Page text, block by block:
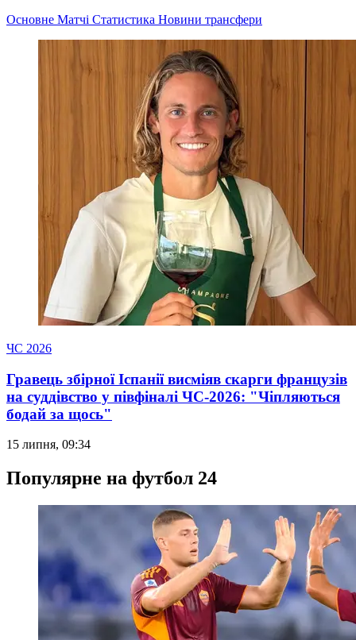
Основне Матчі Статистика Новини трансфери
ЧС 2026
Гравець збірної Іспанії висміяв скарги французів
на суддівство у півфіналі ЧС-2026: "Чіпляються
бодай за щось"
15 липня, 09:34
Популярне на футбол 24